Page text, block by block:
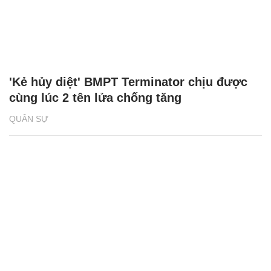
QUÂN SỰ
'Kẻ hủy diệt' BMPT Terminator chịu được
cùng lúc 2 tên lửa chống tăng